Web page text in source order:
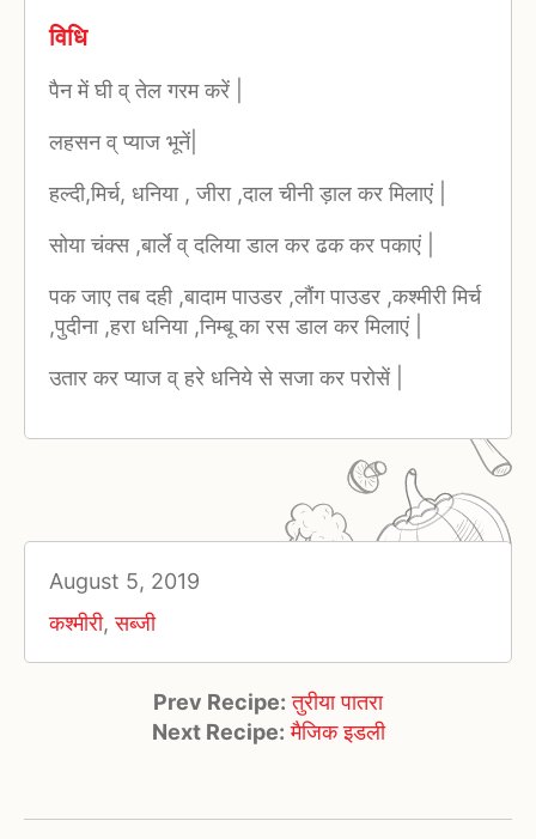
विधि
पैन में घी व् तेल गरम करें |
लहसन व् प्याज भूनें|
हल्दी,मिर्च, धनिया , जीरा ,दाल चीनी ड़ाल कर मिलाएं |
सोया चंक्स ,बार्ले व् दलिया डाल कर ढक कर पकाएं |
पक जाए तब दही ,बादाम पाउडर ,लौंग पाउडर ,कश्मीरी मिर्च
,पुदीना ,हरा धनिया ,निम्बू का रस डाल कर मिलाएं |
उतार कर प्याज व् हरे धनिये से सजा कर परोसें |
August 5, 2019
कश्मीरी,सब्जी
Prev Recipe: तुरीया पातरा
Next Recipe: मैजिक इडली